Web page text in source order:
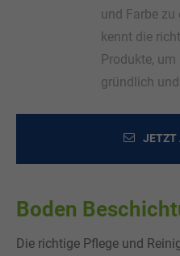
und Farbe zu
kennt die
Produkte,
gründlich
JETZT
Boden
Die richtige Pflege und